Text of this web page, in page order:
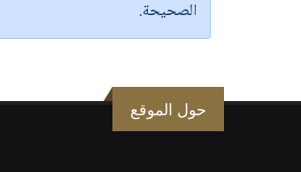
الصحيحة.
حول الموقع